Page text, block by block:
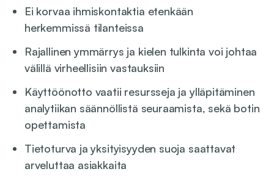
Ei korvaa ihmiskontaktia etenkään
herkemmissä tilanteissa
Rajallinen ymmärrys ja kielen tulkinta voi johtaa
välillä virheellisiin vastauksiin
Käyttöönotto vaatii resursseja ja ylläpitäminen
analytiikan säännöllistä seuraamista, sekä botin
opettamista
Tietoturva ja yksityisyyden suoja saattavat
arveluttaa asiakkaita